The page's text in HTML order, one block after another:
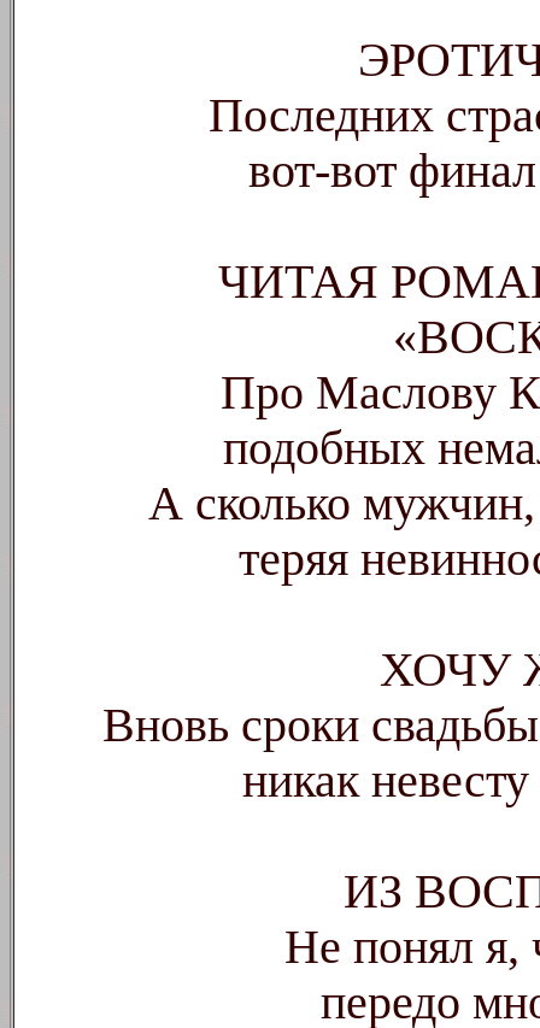
Последних
вот-вот
ЧИТАЯ
Про Маслову
подобных
А сколько
теряя
ХОЧУ
Вновь сроки
никак
ИЗ
Не понял я,
передо